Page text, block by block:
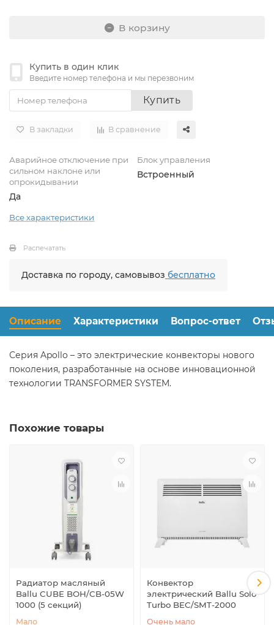
В корзину
Купить в один клик
Введите номер телефона и мы перезвоним
Купить
В закладки В сравнение
Аварийное отключение при
сильном наклоне или
опрокидывании
Да
Блок управления
Встроенный
Все характеристики
Распечатать
Доставка по городу, самовывоз бесплатно
Описание Характеристики Вопрос-ответ
Серия Apollo – это электрические конвекторы нового
поколения, разработанные на основе инновационной
технологии TRANSFORMER SYSTEM.
Похожие товары
Радиатор масляный
Ballu CUBE BOH/CB-05W
1000 (5 секций)
Мало
Конвектор
электрический Ballu Solo
Turbo BEC/SMT-2000
Очень мало